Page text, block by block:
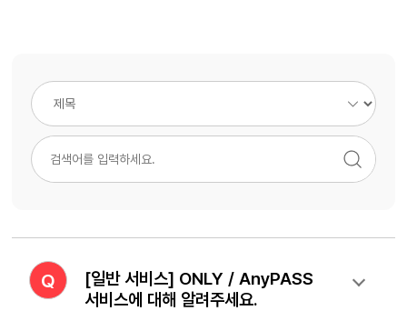
Q
[일반 서비스] ONLY / AnyPASS
서비스에 대해 알려주세요.